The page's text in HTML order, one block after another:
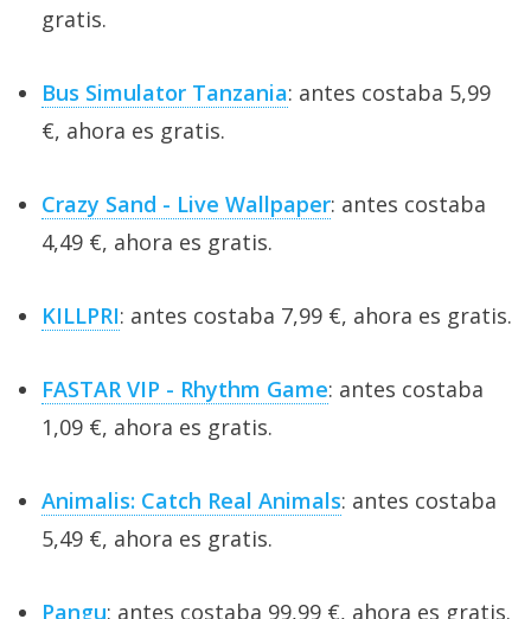
gratis.
Bus Simulator Tanzania: antes costaba 5,99
€, ahora es gratis.
Crazy Sand - Live Wallpaper: antes costaba
4,49 €, ahora es gratis.
KILLPRI: antes costaba 7,99 €, ahora es gratis.
FASTAR VIP - Rhythm Game: antes costaba
1,09 €, ahora es gratis.
Animalis: Catch Real Animals: antes costaba
5,49 €, ahora es gratis.
Pangu: antes costaba 99,99 €, ahora es gratis.